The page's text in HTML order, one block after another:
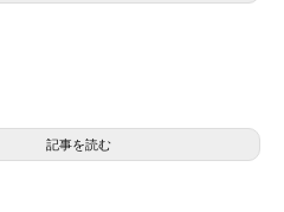
記事を読む